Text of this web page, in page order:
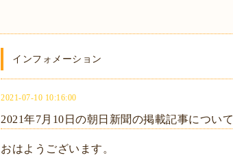
インフォメーション
2021-07-10 10:16:00
2021年7月10日の朝日新聞の掲載記事について
おはようございます。